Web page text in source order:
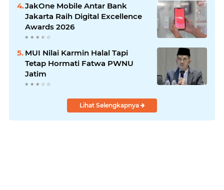
JakOne Mobile Antar Bank
Jakarta Raih Digital Excellence
Awards 2026
MUI Nilai Karmin Halal Tapi
Tetap Hormati Fatwa PWNU
Jatim
Lihat Selengkapnya